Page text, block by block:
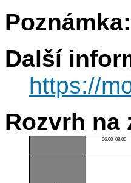
Poznámka:
Další
https://
Rozvrh na
06:00–08:00